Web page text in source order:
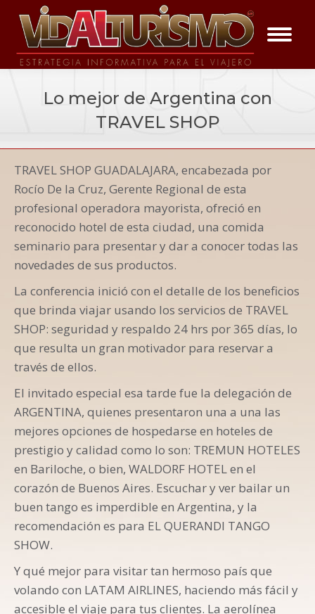
Lo mejor de Argentina con
TRAVEL SHOP
Vida a los Eventos
TRAVEL SHOP GUADALAJARA, encabezada por
Rocío De la Cruz, Gerente Regional de esta
profesional operadora mayorista, ofreció en
reconocido hotel de esta ciudad, una comida
seminario para presentar y dar a conocer todas las
novedades de sus productos.
La conferencia inició con el detalle de los beneficios
que brinda viajar usando los servicios de TRAVEL
SHOP: seguridad y respaldo 24 hrs por 365 días, lo
que resulta un gran motivador para reservar a
través de ellos.
El invitado especial esa tarde fue la delegación de
ARGENTINA, quienes presentaron una a una las
mejores opciones de hospedarse en hoteles de
prestigio y calidad como lo son: TREMUN HOTELES
en Bariloche, o bien, WALDORF HOTEL en el
corazón de Buenos Aires. Escuchar y ver bailar un
buen tango es imperdible en Argentina, y la
recomendación es para EL QUERANDI TANGO
SHOW.
Y qué mejor para visitar tan hermoso país que
volando con LATAM AIRLINES, haciendo más fácil y
accesible el viaje para tus clientes. La aerolínea